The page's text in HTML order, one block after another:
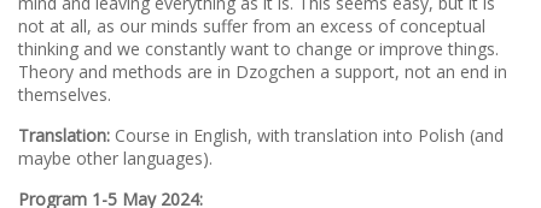
not at all, as our minds suffer from an excess of conceptual
thinking and we constantly want to change or improve things.
Theory and methods are in Dzogchen a support, not an end in
themselves.
Translation: Course in English, with translation into Polish (and
maybe other languages).
Program 1-5 May 2024: